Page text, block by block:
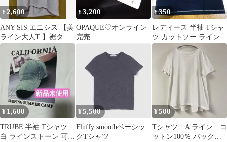
¥ 2,600
ANY SIS エニシス 【美
ライン大人T 】裾タッ
クゆる プルオーバー綿
¥3,200
OPAQUE♡オンライン
完売
¥350
レディース 半袖 Tシャ
ツ カットソー ラインス
トーン
¥ 1,600
TRUBE 半袖 Tシャツ
白 ラインストーン 可愛
¥5,500
Fluffy smoothベーシッ
クTシャツ
¥500
Tシャツ A ライン コ
ットン100％ バックフ